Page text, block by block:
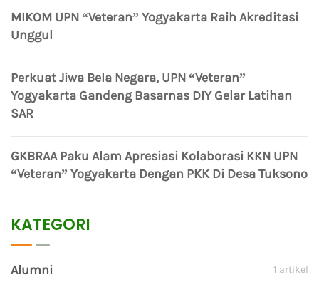
MIKOM UPN “Veteran” Yogyakarta Raih Akreditasi
Unggul
Perkuat Jiwa Bela Negara, UPN “Veteran”
Yogyakarta Gandeng Basarnas DIY Gelar Latihan
SAR
GKBRAA Paku Alam Apresiasi Kolaborasi KKN UPN
“Veteran” Yogyakarta Dengan PKK Di Desa Tuksono
KATEGORI
Alumni 1 artikel